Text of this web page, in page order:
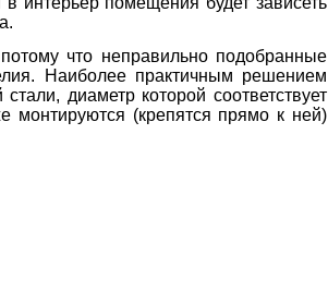
что неправильно подобранные
Наиболее практичным решением
диаметр которой соответствует
монтируются (крепятся прямо к ней)